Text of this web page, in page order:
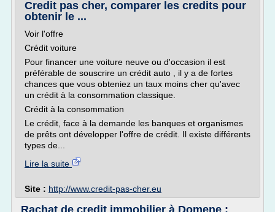
Credit pas cher, comparer les credits pour
obtenir le ...
Voir l'offre
Crédit voiture
Pour financer une voiture neuve ou d'occasion il est
préférable de souscrire un crédit auto , il y a de fortes
chances que vous obteniez un taux moins cher qu'avec
un crédit à la consommation classique.
Crédit à la consommation
Le crédit, face à la demande les banques et organismes
de prêts ont développer l'offre de crédit. Il existe différents
types de...
Lire la suite
Site : http://www.credit-pas-cher.eu
Rachat de credit immobilier à Domene :